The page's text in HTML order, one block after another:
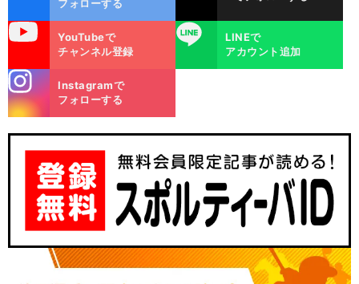
.
先
」
前
フォローする
YouTubeで
チャンネル登録
LINE
LINEで
アカウント追加
m
Instagramで
フォローする